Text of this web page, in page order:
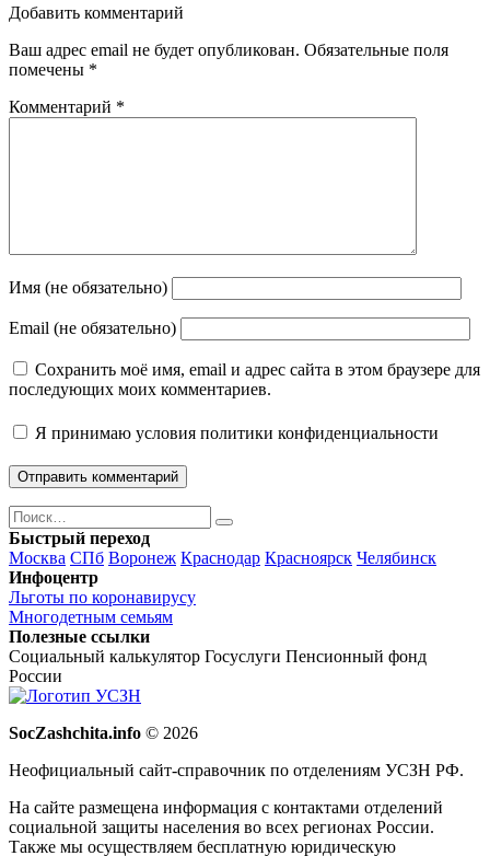
Добавить комментарий
Ваш адрес email не будет опубликован. Обязательные поля
помечены *
Комментарий *
Имя (не обязательно)
Email (не обязательно)
Сохранить моё имя, email и адрес сайта в этом браузере для
последующих моих комментариев.
Я принимаю условия политики конфиденциальности
Поиск
Найти
Быстрый переход
Москва СПб Воронеж Краснодар Красноярск Челябинск
Инфоцентр
Льготы по коронавирусу
Многодетным семьям
Полезные ссылки
Социальный калькулятор Госуслуги Пенсионный фонд
России
SocZashchita.info © 2026
Неофициальный сайт-справочник по отделениям УСЗН РФ.
На сайте размещена информация с контактами отделений
социальной защиты населения во всех регионах России.
Также мы осуществляем бесплатную юридическую